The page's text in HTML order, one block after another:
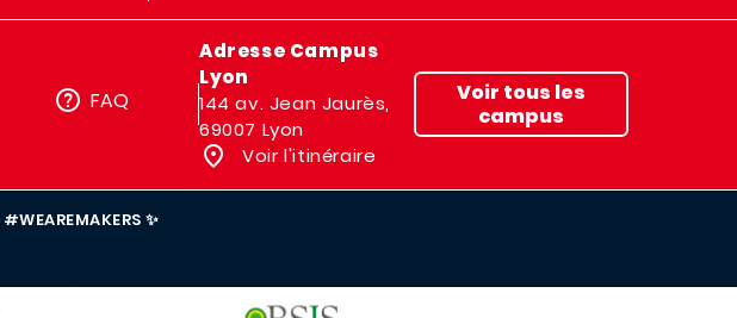
FAQ
Adresse Campus
Lyon
144 av. Jean Jaurès,
69007 Lyon
Voir l'itinéraire
Voir tous les
campus
✨
IMAGE